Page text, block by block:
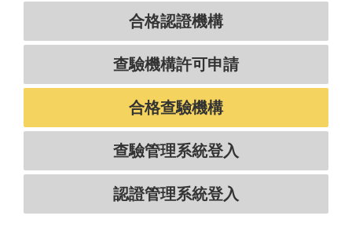
合格認證機構
查驗機構許可申請
合格查驗機構
查驗管理系統登入
認證管理系統登入